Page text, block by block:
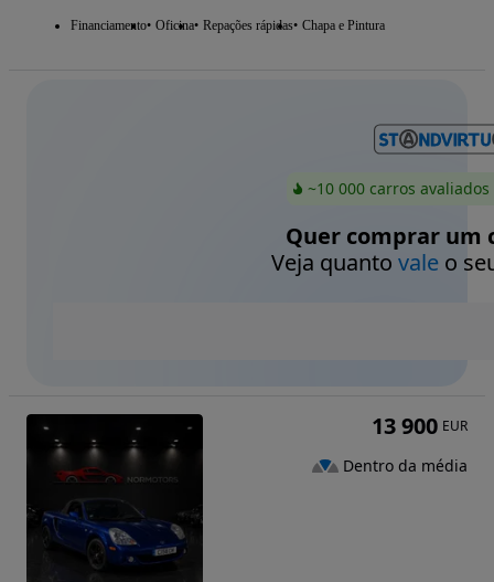
Financiamento Oficina Repações rápidas Chapa e Pintura
~10 000 carros
Quer comprar um
Veja quanto valeo
13 900 EUR
Dentro da média